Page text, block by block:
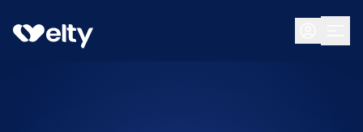
Prenota visita